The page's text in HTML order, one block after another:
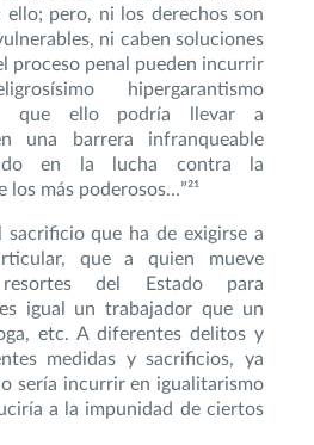
ello; pero, ni los derechos son
ni caben soluciones
proceso penal pueden incurrir
hipergarantismo
que ello podría llevar a
una barrera infranqueable
en la lucha contra la
los más poderosos…”²¹
sacrificio que ha de exigirse a
que a quien mueve
resortes del Estado para
igual un trabajador que un
etc. A diferentes delitos y
medidas y sacrificios, ya
sería incurrir en igualitarismo
a la impunidad de ciertos